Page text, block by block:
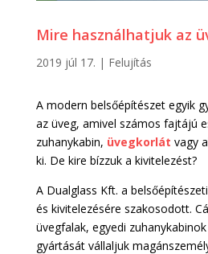
Mire használhatjuk az
2019 júl 17. | Felujítás
A modern belsőépítészet egyik
az üveg, amivel számos fajtájú
zuhanykabin, üvegkorlát vagy
ki. De kire bízzuk a kivitelezést?
A Dualglass Kft. a
és kivitelezésére szakosodott.
üvegfalak, egyedi
gyártását vállaljuk